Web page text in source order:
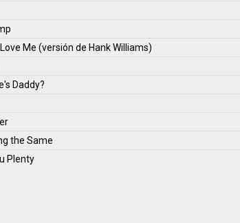
Me (versión de Hank Williams)
Daddy?
the Same
Plenty